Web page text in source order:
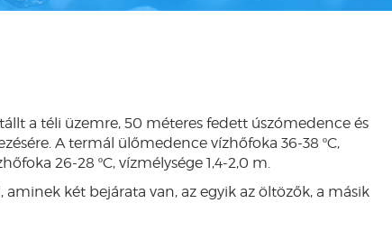
a téli üzemre, 50 méteres fedett úszómedence és
A termál ülőmedence vízhőfoka 36-38 ºC,
26-28 ºC, vízmélysége 1,4-2,0 m.
két bejárata van, az egyik az öltözők, a másik